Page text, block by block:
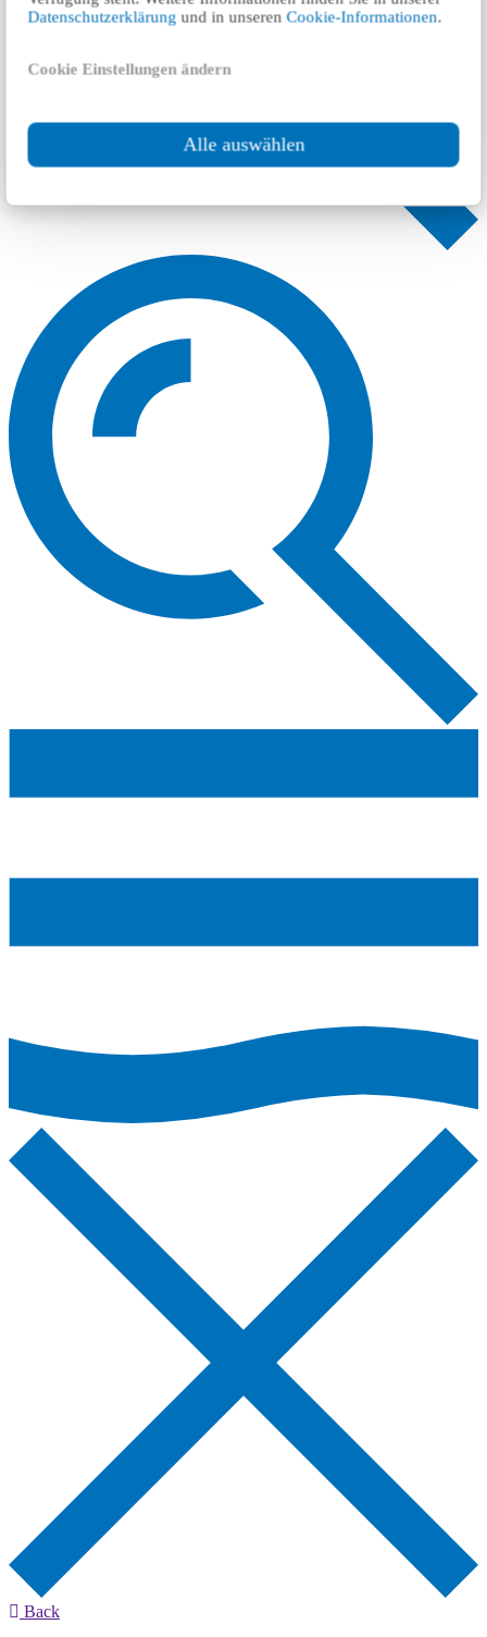
Datenschutzerklärung und in unserenCookie-Informationen.
Cookie Einstellungen ändern
Alle auswählen
Back